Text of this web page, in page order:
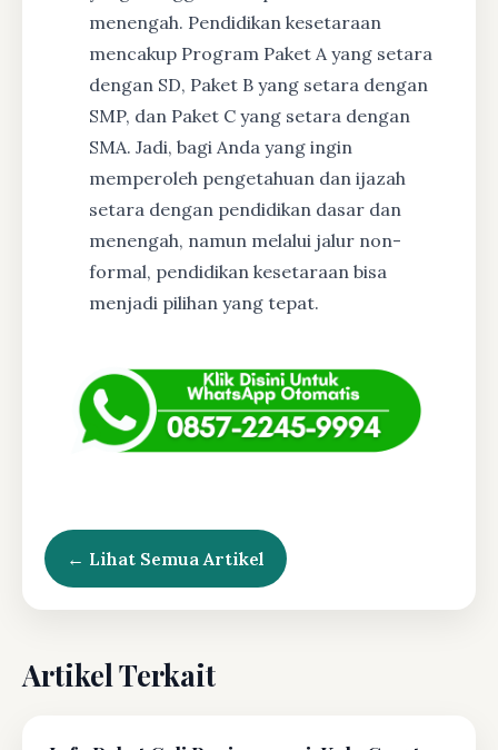
menengah. Pendidikan kesetaraan
mencakup Program Paket A yang setara
dengan SD, Paket B yang setara dengan
SMP, dan Paket C yang setara dengan
SMA. Jadi, bagi Anda yang ingin
memperoleh pengetahuan dan ijazah
setara dengan pendidikan dasar dan
menengah, namun melalui jalur non-
formal, pendidikan kesetaraan bisa
menjadi pilihan yang tepat.
← Lihat Semua Artikel
Artikel Terkait